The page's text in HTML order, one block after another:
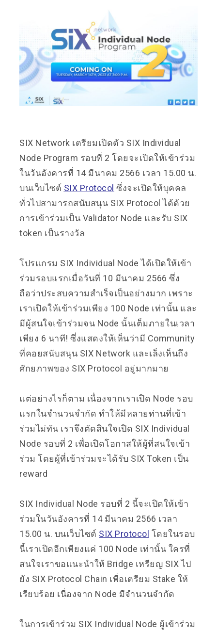
SIX Network เตรียมเปิดตัว SIX Individual
Node Program รอบที่ 2 โดยจะเปิดให้เข้าร่วม
ในวันอังคารที่ 14 มีนาคม 2566 เวลา 15.00 น.
บนเว็บไซต์ SIX Protocol ซึ่งจะเปิดให้บุคคล
ทั่วไปสามารถสนับสนุน SIX Protocol ได้ด้วย
การเข้าร่วมเป็น Validator Node และรับ SIX
token เป็นรางวัล
โปรแกรม SIX Individual Node ได้เปิดให้เข้า
ร่วมรอบแรกเมื่อวันที่ 10 มีนาคม 2566 ซึ่ง
ถือว่าประสบความสำเร็จเป็นอย่างมาก เพราะ
เราเปิดให้เข้าร่วมเพียง 100 Node เท่านั้น และ
มีผู้สนใจเข้าร่วมจน Node นั้นเต็มภายในเวลา
เพียง 6 นาที! ซึ่งแสดงให้เห็นว่ามี Community
ที่คอยสนับสนุน SIX Network และเล็งเห็นถึง
ศักยภาพของ SIX Protocol อยู่มากมาย
แต่อย่างไรก็ตาม เนื่องจากเราเปิด Node รอบ
แรกในจำนวนจำกัด ทำให้มีหลายท่านที่เข้า
ร่วมไม่ทัน เราจึงตัดสินใจเปิด SIX Individual
Node รอบที่ 2 เพื่อเปิดโอกาสให้ผู้ที่สนใจเข้า
ร่วม โดยผู้ที่เข้าร่วมจะได้รับ SIX Token เป็น
reward
SIX Individual Node รอบที่ 2 นี้จะเปิดให้เข้า
ร่วมในวันอังคารที่ 14 มีนาคม 2566 เวลา
15.00 น. บนเว็บไซต์ SIX Protocol โดยในรอบ
นี้เราเปิดอีกเพียงแค่ 100 Node เท่านั้น ใครที่
สนใจเราขอแนะนำให้ Bridge เหรียญ SIX ไป
ยัง SIX Protocol Chain เพื่อเตรียม Stake ให้
เรียบร้อย เนื่องจาก Node มีจำนวนจำกัด
ในการเข้าร่วม SIX Individual Node ผู้เข้าร่วม